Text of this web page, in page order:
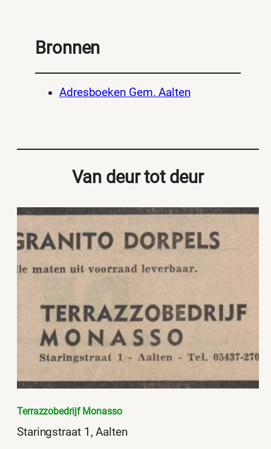
Bronnen
Adresboeken Gem. Aalten
Van deur tot deur
Terrazzobedrijf Monasso
Staringstraat 1, Aalten